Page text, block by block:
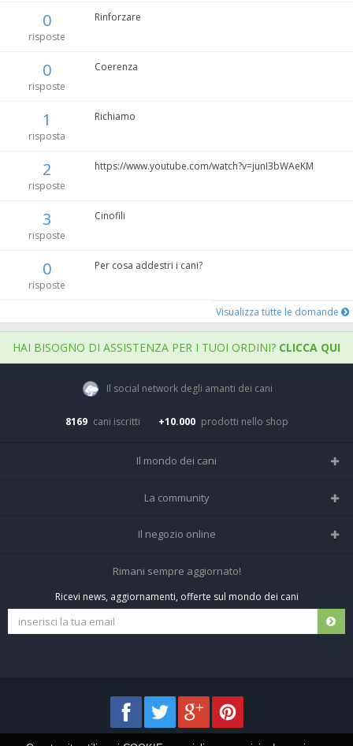
0
risposte
Rinforzare
0
risposte
Coerenza
1
risposta
Richiamo
2
risposte
https://www.youtube.com/watch?v=junI3bWAeKM
3
risposte
Cinofili
0
risposte
Per cosa addestri i cani?
Visualizza tutte le domande
HAI BISOGNO DI ASSISTENZA PER I TUOI ORDINI? CLICCA QUI
Il social network degli amanti dei cani
8169 cani iscritti +10.000 prodotti nello shop
Il mondo dei cani
Tutte le razze
La community
Home
Tutti i cani iscritti
Il negozio online
Negozio per cani
Spedizioni e resi
Rimani sempre aggiornato!
Ricevi news, aggiornamenti, offerte sul mondo dei cani